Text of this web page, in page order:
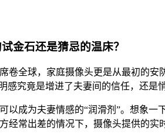
金石还是猜忌的温床？
卷全球，家庭摄像头更是从最初的
感究竟是增进了夫妻间的信任，还是
以成为夫妻情感的“润滑剂”。想象
经常出差的情况下，摄像头提供的实